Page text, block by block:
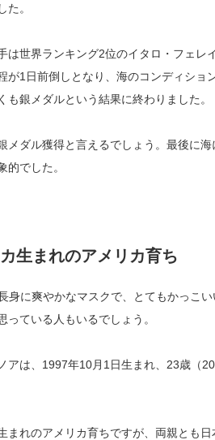
た。
は世界ランキング2位のイタロ・フェレ
が1日前倒しとなり、海のコンディショ
も銀メダルという結果に終わりました。
メダル獲得と言えるでしょう。最後に
的でした。
生まれのアメリカ育ち
身に爽やかなマスクで、とてもかっこ
っている人もいるでしょう。
アは、1997年10月1日生まれ、23歳（
まれのアメリカ育ちですが、両親とも